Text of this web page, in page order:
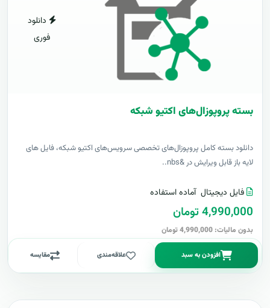
دانلود
فوری
بسته پروپوزال‌های اکتیو شبکه
دانلود بسته کامل پروپوزال‌های تخصصی سرویس‌های اکتیو شبکه، فایل های
لایه باز قابل ویرایش در &nbs..
فایل دیجیتال آماده استفاده
4,990,000 تومان
بدون مالیات: 4,990,000 تومان
افزودن به سبد علاقه‌مندی مقایسه